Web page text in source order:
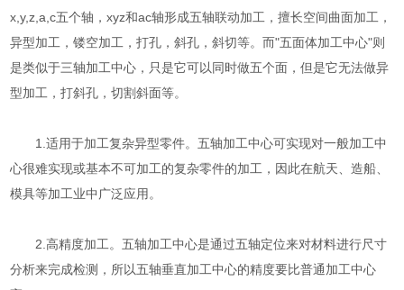
x,y,z,a,c五个轴，xyz和ac轴形成五轴联动加工，擅长空间曲面加工，
异型加工，镂空加工，打孔，斜孔，斜切等。而"五面体加工中心"则
是类似于三轴加工中心，只是它可以同时做五个面，但是它无法做异
型加工，打斜孔，切割斜面等。
1.适用于加工复杂异型零件。五轴加工中心可实现对一般加工中
心很难实现或基本不可加工的复杂零件的加工，因此在航天、造船、
模具等加工业中广泛应用。
2.高精度加工。五轴加工中心是通过五轴定位来对材料进行尺寸
分析来完成检测，所以五轴垂直加工中心的精度要比普通加工中心